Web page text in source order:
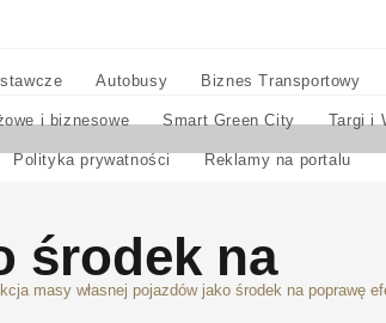
Autobusy Biznes Transportowy
i biznesowe Smart Green City Targi i
Polityka prywatności Reklamy na portalu
środek na
masy własnej pojazdów jako środek na poprawę